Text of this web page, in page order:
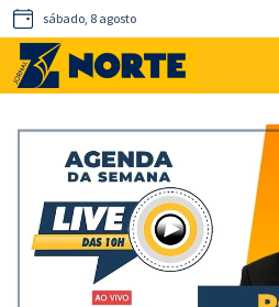
sábado, 8 agosto